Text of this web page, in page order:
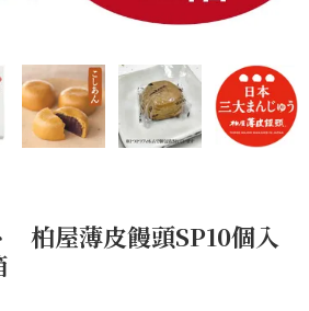
柏屋薄皮饅頭SP10個入